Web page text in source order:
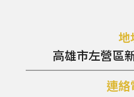
地
高雄市左營區
連絡